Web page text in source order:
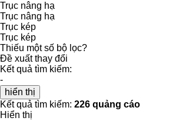
Trục nâng hạ
Trục nâng hạ
Trục kép
Trục kép
Thiếu một số bộ lọc?
Đề xuất thay đổi
Kết quả tìm kiếm:
-
hiển thị
Kết quả tìm kiếm: 226 quảng cáo
Hiển thị